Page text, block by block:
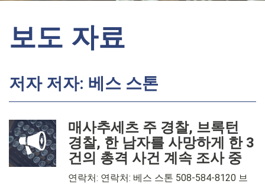
보도 자료
저자 저자: 베스 스톤
매사추세츠 주 경찰, 브록턴
경찰, 한 남자를 사망하게 한 3
건의 총격 사건 계속 조사 중
연락처: 연락처: 베스 스톤 508-584-8120 브